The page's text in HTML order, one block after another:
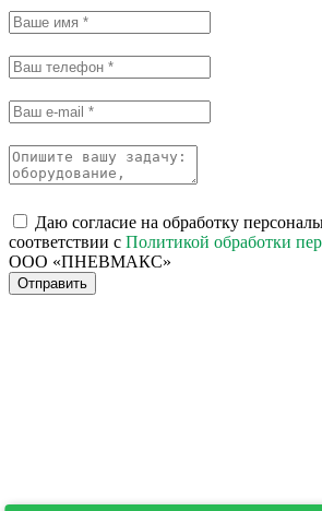
Даю согласие на обработку
соответствии с Политикой обработки
ООО «ПНЕВМАКС»
Отправить